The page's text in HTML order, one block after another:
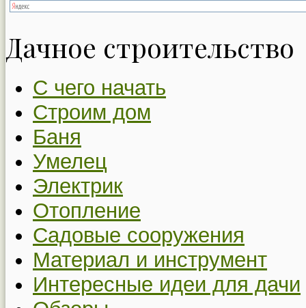
Дачное строительство
С чего начать
Строим дом
Баня
Умелец
Электрик
Отопление
Садовые сооружения
Материал и инструмент
Интересные идеи для дачи